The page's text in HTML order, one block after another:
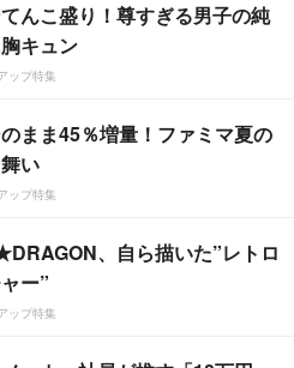
んこ盛り！尊すぎる男子の純
キュン
ップ特集
まま45％増量！ファミマ夏の
い
ップ特集
、自ら描いた”レトロ
ー”
ップ特集